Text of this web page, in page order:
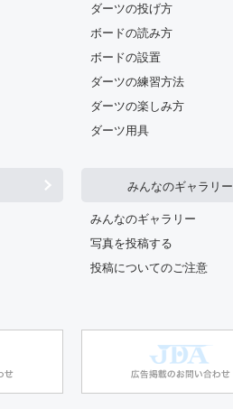
ダーツの投げ方
ボードの読み方
ボードの設置
ダーツの練習方法
ダーツの楽しみ方
ダーツ用具
みんなのギャラリー
みんなのギャラリー
写真を投稿する
投稿についてのご注意